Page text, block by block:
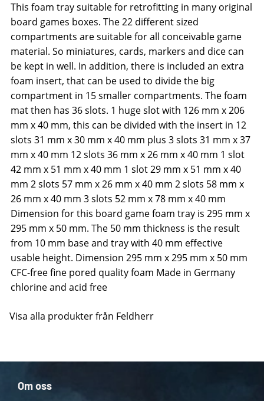
This foam tray suitable for retrofitting in many original
board games boxes. The 22 different sized
compartments are suitable for all conceivable game
material. So miniatures, cards, markers and dice can
be kept in well. In addition, there is included an extra
foam insert, that can be used to divide the big
compartment in 15 smaller compartments. The foam
mat then has 36 slots. 1 huge slot with 126 mm x 206
mm x 40 mm, this can be divided with the insert in 12
slots 31 mm x 30 mm x 40 mm plus 3 slots 31 mm x 37
mm x 40 mm 12 slots 36 mm x 26 mm x 40 mm 1 slot
42 mm x 51 mm x 40 mm 1 slot 29 mm x 51 mm x 40
mm 2 slots 57 mm x 26 mm x 40 mm 2 slots 58 mm x
26 mm x 40 mm 3 slots 52 mm x 78 mm x 40 mm
Dimension for this board game foam tray is 295 mm x
295 mm x 50 mm. The 50 mm thickness is the result
from 10 mm base and tray with 40 mm effective
usable height. Dimension 295 mm x 295 mm x 50 mm
CFC-free fine pored quality foam Made in Germany
chlorine and acid free
Visa alla produkter från Feldherr
Om oss